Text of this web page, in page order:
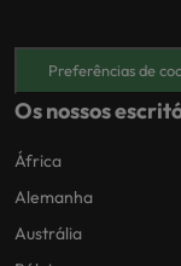
Preferências de
Os nossos
África
Alemanha
Austrália